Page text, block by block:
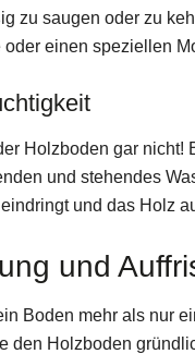
zu saugen oder zu
einen speziellen
Holzboden gar
und stehendes
und das Holz
und
Boden mehr als nur
den Holzboden